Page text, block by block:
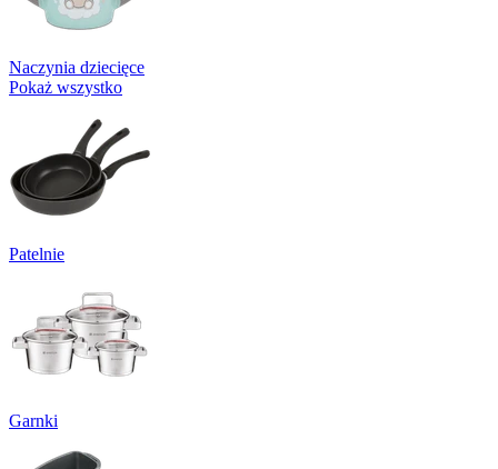
Naczynia dziecięce
Pokaż wszystko
Patelnie
Garnki